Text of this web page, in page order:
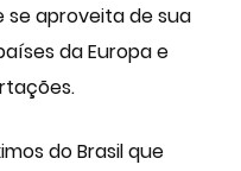
se aproveita de sua
da Europa e
do Brasil que